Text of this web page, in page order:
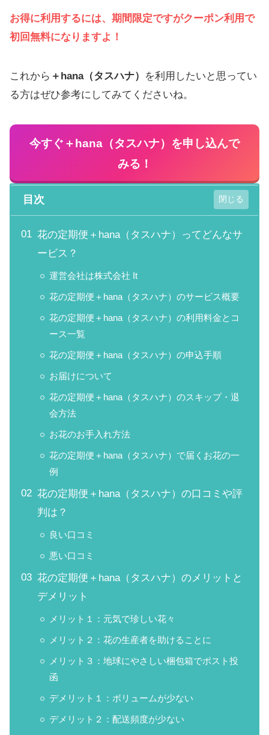
お得に利用するには、期間限定ですがクーポン利用で
初回無料になりますよ！
これから ＋hana（タスハナ）
を利用したいと思ってい
る方はぜひ参考にしてみてくださいね。
今すぐ＋hana（タスハナ）を申し込んで
みる！
目次
花の定期便＋hana（タスハナ）ってどんなサ
ービス？
運営会社は株式会社 It
花の定期便＋hana（タスハナ）のサービス概要
花の定期便＋hana（タスハナ）の利用料金とコ
ース一覧
花の定期便＋hana（タスハナ）の申込手順
お届けについて
花の定期便＋hana（タスハナ）のスキップ・退
会方法
お花のお手入れ方法
花の定期便＋hana（タスハナ）で届くお花の一
例
花の定期便＋hana（タスハナ）の口コミや評
判は？
良い口コミ
悪い口コミ
花の定期便＋hana（タスハナ）のメリットと
デメリット
メリット１：元気で珍しい花々
メリット２：花の生産者を助けることに
メリット３：地球にやさしい梱包箱でポスト投
函
デメリット１：ボリュームが少ない
デメリット２：配送頻度が少ない